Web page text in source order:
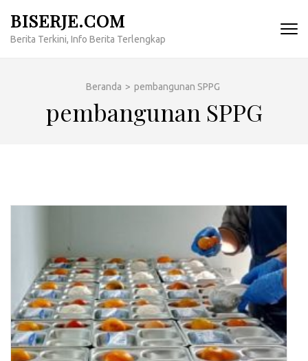
konten
BISERJE.COM
Berita Terkini, Info Berita Terlengkap
Beranda > pembangunan SPPG
pembangunan SPPG